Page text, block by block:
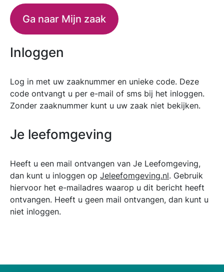
Ga naar Mijn zaak
Inloggen
Log in met uw zaaknummer en unieke code. Deze
code ontvangt u per e-mail of sms bij het inloggen.
Zonder zaaknummer kunt u uw zaak niet bekijken.
Je leefomgeving
Heeft u een mail ontvangen van Je Leefomgeving,
dan kunt u inloggen op Jeleefomgeving.nl. Gebruik
hiervoor het e-mailadres waarop u dit bericht heeft
ontvangen. Heeft u geen mail ontvangen, dan kunt u
niet inloggen.